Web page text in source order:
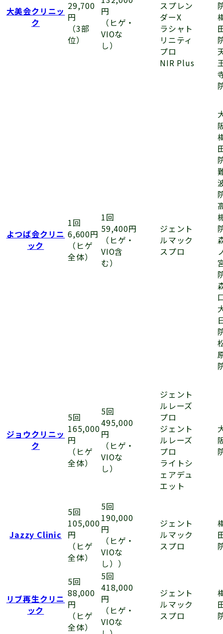
大美会クリニッ
ク
29,700
円
（3部
位）
円
（ヒゲ・
VIOな
し）
スプレン
ダーX
ラシャト
リニティ
プロ
NIR Plus
よつば会クリニ
ック
1回
6,600円
（ヒゲ
全体）
1回
59,400円
（ヒゲ・
VIO含
む）
ジェント
ルマック
スプロ
ジョウクリニッ
ク
5回
165,000
円
（ヒゲ
全体）
5回
495,000
円
（ヒゲ・
VIOな
し）
ジェント
ルレーズ
プロ
ジェント
ルレーズ
プロ
ライトシ
ェアデュ
エット
Jazzy Clinic
5回
105,000
円
（ヒゲ
全体）
5回
190,000
円
（ヒゲ・
VIOな
し））
ジェント
ルマック
スプロ
リブ再生クリニ
ック
5回
88,000
円
（ヒゲ
全体）
5回
418,000
円
（ヒゲ・
VIOな
ジェント
ルマック
スプロ